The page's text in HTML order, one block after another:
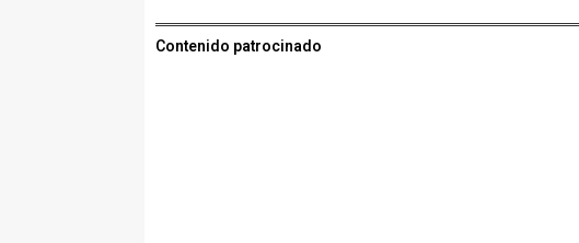
Contenido patrocinado